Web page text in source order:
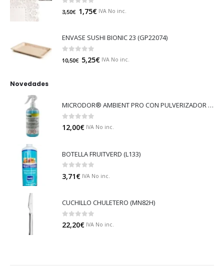
out of 5
3,50€ 1,75€ IVA No inc.
ENVASE SUSHI BIONIC 23 (GP22074)
out of 5
10,50€ 5,25€ IVA No inc.
Novedades
MICRODOR® AMBIENT PRO CON PULVERIZADOR (LB08)
0 out of 5
12,00€ IVA No inc.
BOTELLA FRUITVERD (L133)
0 out of 5
3,71€ IVA No inc.
CUCHILLO CHULETERO (MN82H)
0out of 5
22,20€ IVA No inc.